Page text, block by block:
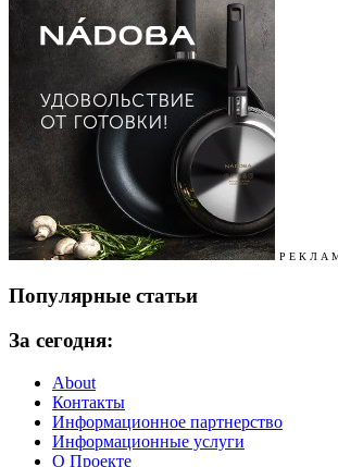
Р Е К Л А
Популярные статьи
За сегодня:
About
Контакты
Информационное партнерство
Информационные услуги
О Проекте